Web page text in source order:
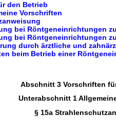
den Betrieb
Vorschriften
bei Röntgeneinrichtungen
bei Röntgeneinrichtungen
durch ärztliche und
beim Betrieb einer
Abschnitt 3 Vorschriften
Unterabschnitt 1
§ 15a